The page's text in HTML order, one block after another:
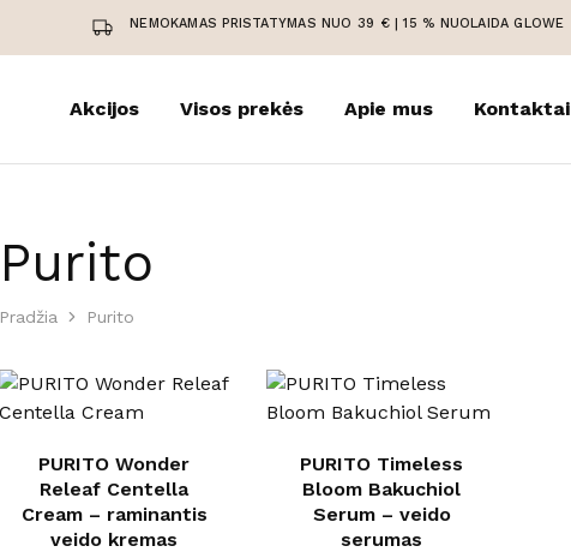
NEMOKAMAS PRISTATYMAS NUO 39 € | 15 % NUOLAIDA GLOWE
Akcijos Visos prekės Apie mus Kontaktai
Purito
Pradžia Purito
PURITO Wonder
Releaf Centella
Cream – raminantis
veido kremas
PURITO Timeless
Bloom Bakuchiol
Serum – veido
serumas